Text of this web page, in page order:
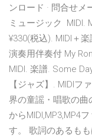
ンロード · 問合せメ
ミュージック MIDI.
¥330(税込). MIDI＋
演奏用伴奏付 My
MIDI. 楽譜. Some
【ジャズ】. MIDIフ
界の童謡・唱歌の曲
からMIDI,MP3,MP4
す。 歌詞のあるも